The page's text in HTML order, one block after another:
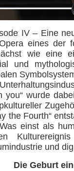
IV – Eine
eines der
wie eine
und
you“ wurde
the Fourth“
einst als
und
Die Geburt